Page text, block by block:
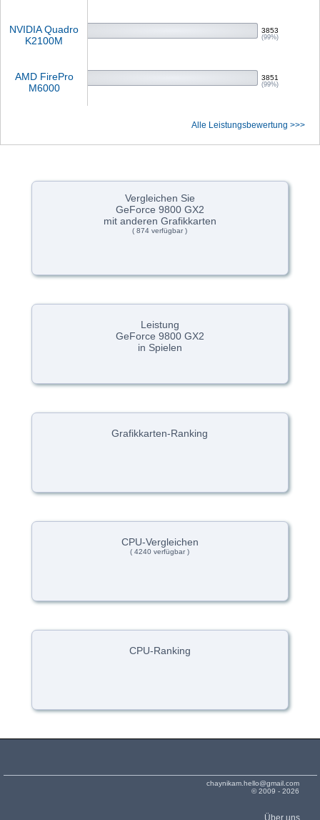
NVIDIA Quadro
K2100M
3853
(99%)
AMD FirePro
M6000
3851
(99%)
Alle Leistungsbewertung >>>
Vergleichen Sie
GeForce 9800 GX2
mit anderen Grafikkarten
( 874 verfügbar )
Leistung
GeForce 9800 GX2
in Spielen
Grafikkarten-Ranking
CPU-Vergleichen
( 4240 verfügbar )
CPU-Ranking
chaynikam.hello@gmail.com
© 2009 - 2026
Über uns